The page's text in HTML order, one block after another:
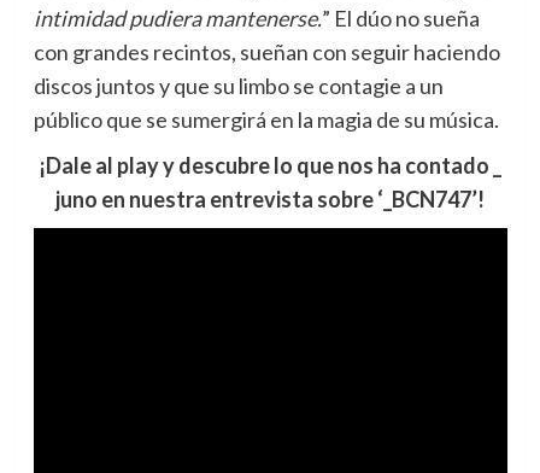
intimidad pudiera mantenerse.” El dúo no sueña
con grandes recintos, sueñan con seguir haciendo
discos juntos y que su limbo se contagie a un
público que se sumergirá en la magia de su música.
¡Dale al play y descubre lo que nos ha contado _
juno en nuestra entrevista sobre ‘_BCN747’!